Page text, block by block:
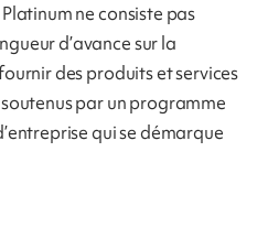
ne consiste pas
d’avance sur la
des produits et services
par un programme
qui se démarque